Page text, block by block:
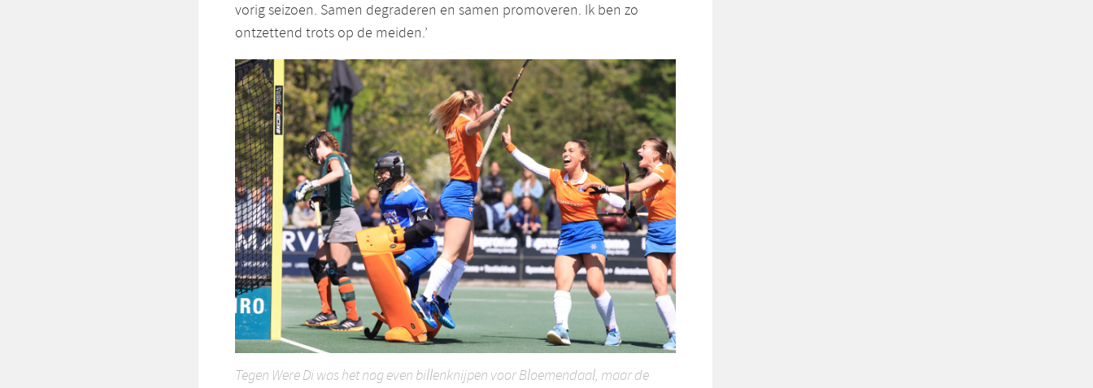
vorig seizoen. Samen degraderen en samen promoveren. Ik ben zo
ontzettend trots op de meiden.’
Tegen Were Di was het nog even billenknijpen voor Bloemendaal, maar de